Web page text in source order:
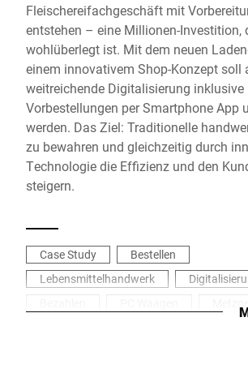
Fleischereifachgeschäft mit
entstehen – eine Millionen-Investition,
wohlüberlegt ist. Mit dem neuen
einem innovativem Shop-Konzept soll
weitreichende Digitalisierung inklusive
Vorbestellungen per Smartphone App
werden. Das Ziel: Traditionelle
zu bewahren und gleichzeitig durch
Technologie die Effizienz und den
steigern.
Case Study
Bestellen
Lebensmittelhandwerk